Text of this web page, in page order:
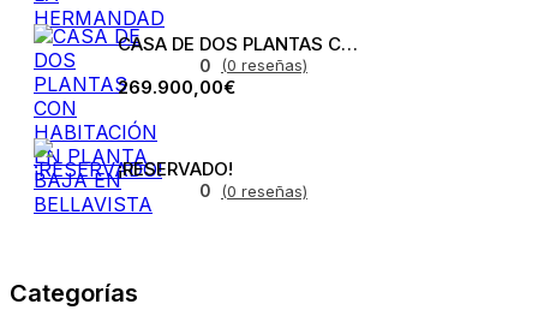
CASA DE DOS PLANTAS CON HABITACIÓN EN PLANTA BAJA EN BELLAVISTA
0 (0 reseñas)
269.900,00€
¡RESERVADO!
0 (0 reseñas)
Categorías